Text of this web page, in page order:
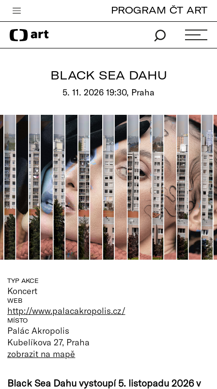
Česká televize
Zpravodajství
Pro děti
edu
Vše o ČT
PROGRAM ČT ART
BLACK SEA DAHU
5. 11. 2026 19:30, Praha
TYP AKCE
Koncert
WEB
http://www.palacakropolis.cz/
MÍSTO
Palác Akropolis
Kubelíkova 27, Praha
zobrazit na mapě
Black Sea Dahu vystoupí 5. listopadu 2026 v